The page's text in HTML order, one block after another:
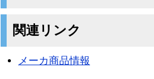
関連リンク
メーカ商品情報